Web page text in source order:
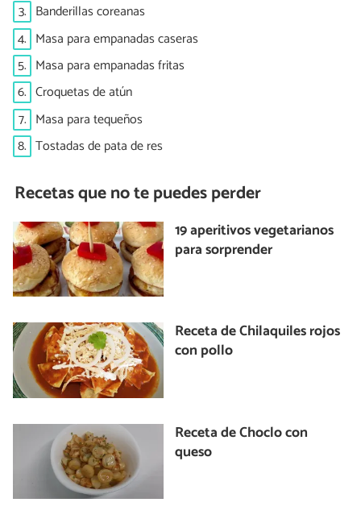
3. Banderillas coreanas
4. Masa para empanadas caseras
5. Masa para empanadas fritas
6. Croquetas de atún
7. Masa para tequeños
8. Tostadas de pata de res
Recetas que no te puedes perder
19 aperitivos vegetarianos
para sorprender
Receta de Chilaquiles rojos
con pollo
Receta de Choclo con
queso